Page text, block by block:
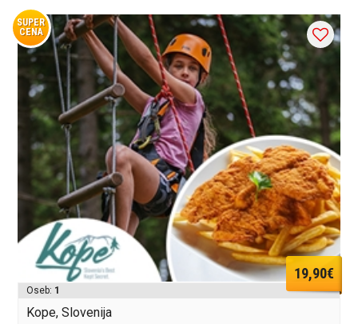
SUPER
CENA
19,90€
Oseb: 1
Kope, Slovenija